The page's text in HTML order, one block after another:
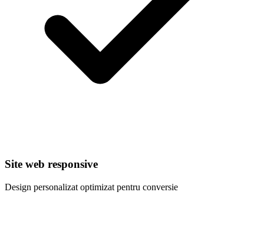
Site web responsive
Design personalizat optimizat pentru conversie